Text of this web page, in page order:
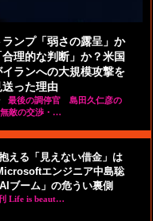
ランプ「弱さの露呈」か
合理的な判断」か？米国
イランへの大規模攻撃を
送った理由
最後の調停官 島田久仁彦の
無敵の交渉・…
える「見えない借金」は
エンジニア中島聡
ブーム」の危うい裏側
Life is beaut…